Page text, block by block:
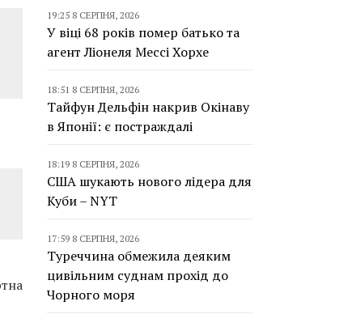
19:25 8 СЕРПНЯ, 2026
У віці 68 років помер батько та
агент Ліонеля Мессі Хорхе
18:51 8 СЕРПНЯ, 2026
Тайфун Дельфін накрив Окінаву
в Японії: є постраждалі
18:19 8 СЕРПНЯ, 2026
США шукають нового лідера для
Куби – NYT
17:59 8 СЕРПНЯ, 2026
Туреччина обмежила деяким
цивільним суднам прохід до
Чорного моря